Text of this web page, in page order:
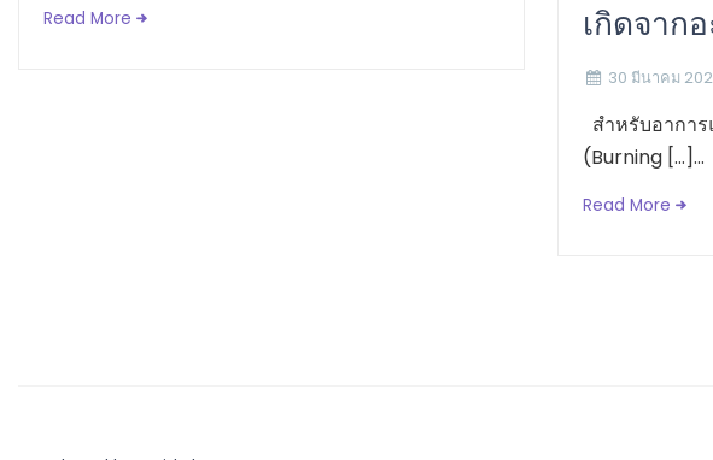
Read More
เกิดจากอ
30 มีนาคม
สำหรับอากา
(Burning […]...
Read More